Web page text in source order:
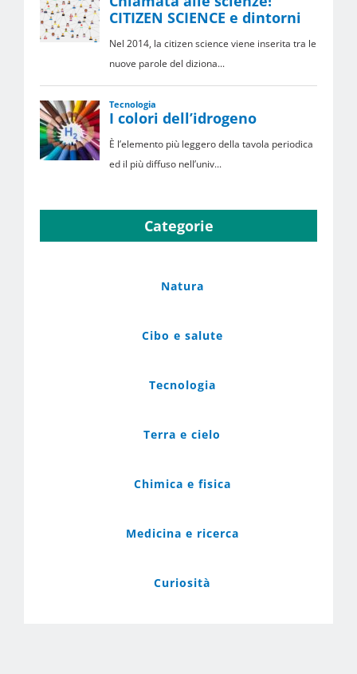
Categorie
Natura
Cibo e salute
Tecnologia
Terra e cielo
Chimica e fisica
Medicina e ricerca
Curiosità